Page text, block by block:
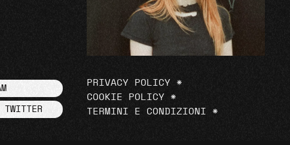
TWITTER
PRIVACY POLICY *
COOKIE POLICY *
TERMINI E CONDIZIONI *